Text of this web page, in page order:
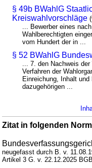
§ 49b BWahlG
Kreiswahlvorschläge
... Bewerber eines
Wahlberechtigten
vom Hundert der in ...
§ 52 BWahlG
... 7. den Nachweis
Verfahren der
Einreichung, Inhalt
dazugehörigen ...
Zitat in folgenden
neugefasst durch B. v.
Artikel 3 G. v. 22.12.2025